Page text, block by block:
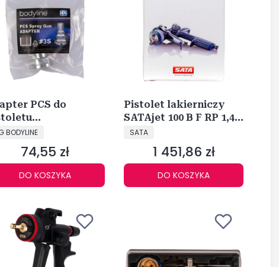
PCS do
3S
O13,7)(SATA)
BODYLINE
Cena
74,55 zł
DO KOSZYKA
Pistolet lakierniczy
SATAjet 100 B F RP 1,4
146969
PRODUCENT
SATA
Cena
1 451,86 zł
DO KOSZYKA